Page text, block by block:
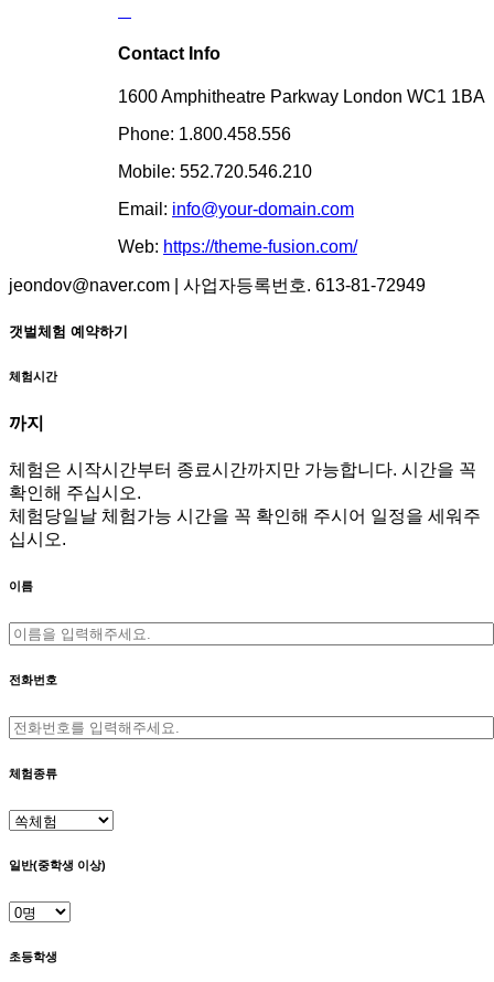
Contact Info
1600 Amphitheatre Parkway London WC1 1BA
Phone: 1.800.458.556
Mobile: 552.720.546.210
Email: info@your-domain.com
Web: https://theme-fusion.com/
jeondov@naver.com | 사업자등록번호. 613-81-72949
갯벌체험 예약하기
체험시간
까지
체험은 시작시간부터 종료시간까지만 가능합니다. 시간을 꼭
확인해 주십시오.
체험당일날 체험가능 시간을 꼭 확인해 주시어 일정을 세워주
십시오.
이름
전화번호
체험종류
일반(중학생 이상)
초등학생